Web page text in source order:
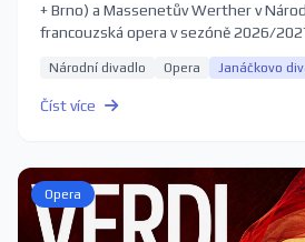
+ Brno) a Massenetův Werther v
francouzská opera v sezóně 2026/
Národní divadlo Opera Janáčkovo
Číst více
Opera